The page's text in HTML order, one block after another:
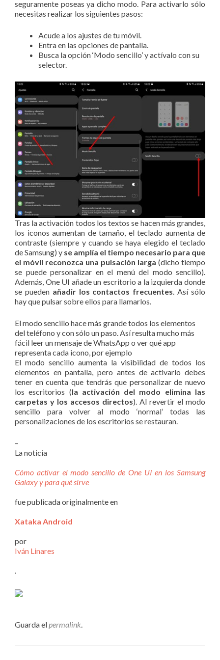
seguramente poseas ya dicho modo. Para activarlo sólo
necesitas realizar los siguientes pasos:
Acude a los ajustes de tu móvil.
Entra en las opciones de pantalla.
Busca la opción ‘Modo sencillo’ y actívalo con su
selector.
Tras la activación todos los textos se hacen más grandes,
los iconos aumentan de tamaño, el teclado aumenta de
contraste (siempre y cuando se haya elegido el teclado
de Samsung) y se amplía el tiempo necesario para que
el móvil reconozca una pulsación larga (dicho tiempo
se puede personalizar en el menú del modo sencillo).
Además, One UI añade un escritorio a la izquierda donde
se pueden añadir los contactos frecuentes. Así sólo
hay que pulsar sobre ellos para llamarlos.
El modo sencillo hace más grande todos los elementos
del teléfono y con sólo un paso. Así resulta mucho más
fácil leer un mensaje de WhatsApp o ver qué app
representa cada icono, por ejemplo
El modo sencillo aumenta la visibilidad de todos los
elementos en pantalla, pero antes de activarlo debes
tener en cuenta que tendrás que personalizar de nuevo
los escritorios (la activación del modo elimina las
carpetas y los accesos directos). Al revertir el modo
sencillo para volver al modo ‘normal’ todas las
personalizaciones de los escritorios se restauran.
–
La noticia
Cómo activar el modo sencillo de One UI en los Samsung
Galaxy y para qué sirve
fue publicada originalmente en
Xataka Android
por
Iván Linares
.
Guarda elpermalink.